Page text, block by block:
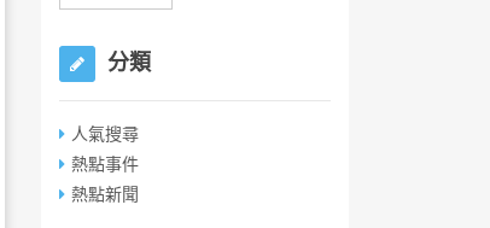
分類
人氣搜尋
熱點事件
熱點新聞